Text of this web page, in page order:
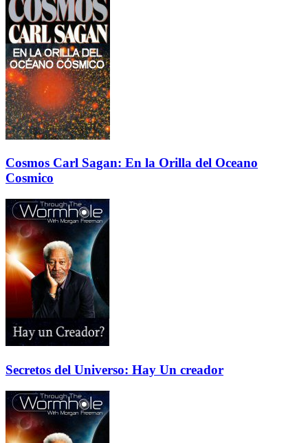
Cosmos Carl Sagan: En la Orilla del Oceano
Cosmico
Secretos del Universo: Hay Un creador